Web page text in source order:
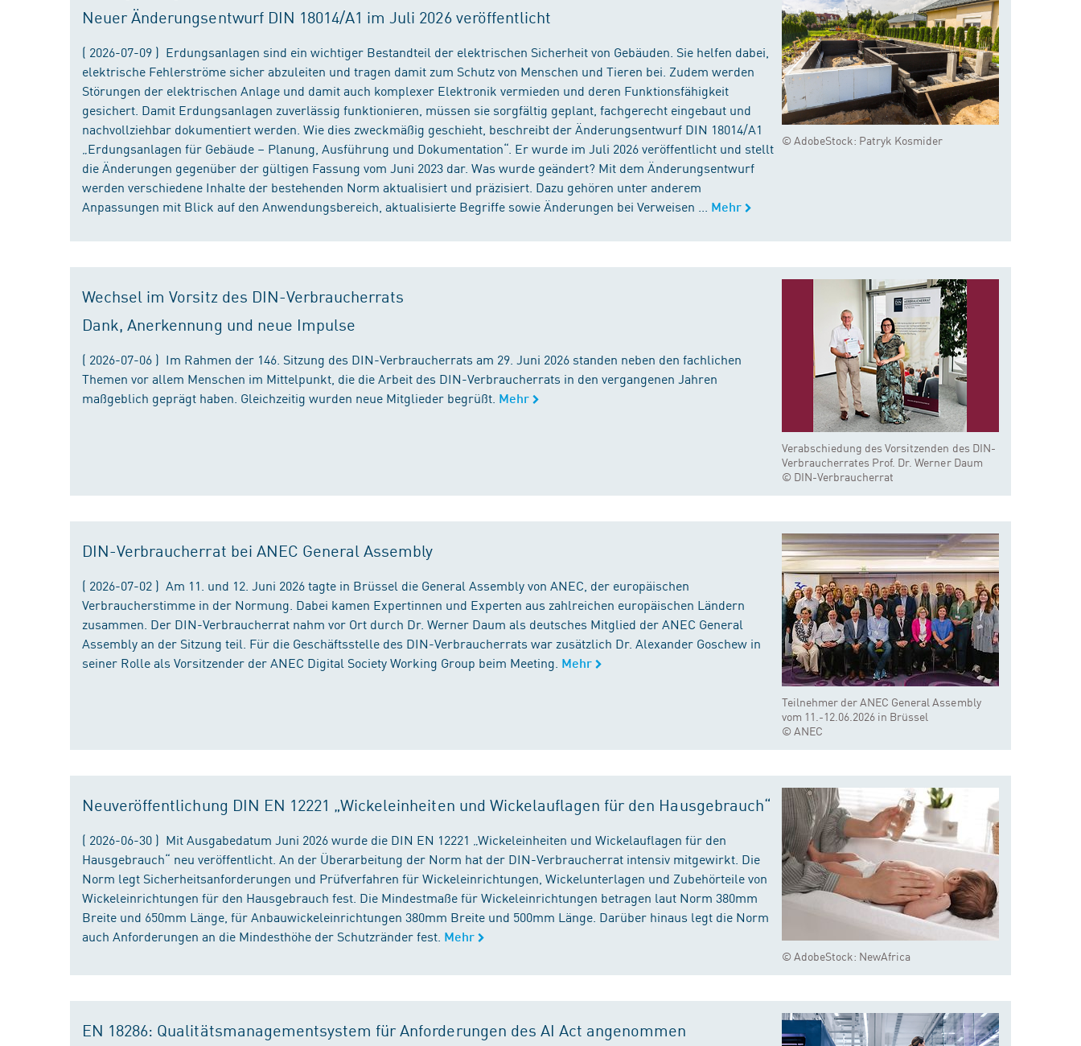
© AdobeStock: Patryk Kosmider
Neuer Änderungsentwurf DIN 18014/A1 im Juli 2026 veröffentlicht
( 2026-07-09 ) Erdungsanlagen sind ein wichtiger Bestandteil der elektrischen Sicherheit von Gebäuden. Sie helfen dabei,
elektrische Fehlerströme sicher abzuleiten und tragen damit zum Schutz von Menschen und Tieren bei. Zudem werden
Störungen der elektrischen Anlage und damit auch komplexer Elektronik vermieden und deren Funktionsfähigkeit
gesichert. Damit Erdungsanlagen zuverlässig funktionieren, müssen sie sorgfältig geplant, fachgerecht eingebaut und
nachvollziehbar dokumentiert werden. Wie dies zweckmäßig geschieht, beschreibt der Änderungsentwurf DIN 18014/A1
„Erdungsanlagen für Gebäude – Planung, Ausführung und Dokumentation“. Er wurde im Juli 2026 veröffentlicht und stellt
die Änderungen gegenüber der gültigen Fassung vom Juni 2023 dar. Was wurde geändert? Mit dem Änderungsentwurf
werden verschiedene Inhalte der bestehenden Norm aktualisiert und präzisiert. Dazu gehören unter anderem
Anpassungen mit Blick auf den Anwendungsbereich, aktualisierte Begriffe sowie Änderungen bei Verweisen ...
Mehr
Verabschiedung des Vorsitzenden des DIN-
Verbraucherrates Prof. Dr. Werner Daum
© DIN-Verbraucherrat
Wechsel im Vorsitz des DIN-Verbraucherrats
Dank, Anerkennung und neue Impulse
( 2026-07-06 ) Im Rahmen der 146. Sitzung des DIN-Verbraucherrats am 29. Juni 2026 standen neben den fachlichen
Themen vor allem Menschen im Mittelpunkt, die die Arbeit des DIN-Verbraucherrats in den vergangenen Jahren
maßgeblich geprägt haben. Gleichzeitig wurden neue Mitglieder begrüßt. Mehr
Teilnehmer der ANEC General Assembly
vom 11.-12.06.2026 in Brüssel
© ANEC
DIN-Verbraucherrat bei ANEC General Assembly
( 2026-07-02 ) Am 11. und 12. Juni 2026 tagte in Brüssel die General Assembly von ANEC, der europäischen
Verbraucherstimme in der Normung. Dabei kamen Expertinnen und Experten aus zahlreichen europäischen Ländern
zusammen. Der DIN-Verbraucherrat nahm vor Ort durch Dr. Werner Daum als deutsches Mitglied der ANEC General
Assembly an der Sitzung teil. Für die Geschäftsstelle des DIN-Verbraucherrats war zusätzlich Dr. Alexander Goschew in
seiner Rolle als Vorsitzender der ANEC Digital Society Working Group beim Meeting. Mehr
© AdobeStock: NewAfrica
Neuveröffentlichung DIN EN 12221 „Wickeleinheiten und Wickelauflagen für den Hausgebrauch“
( 2026-06-30 ) Mit Ausgabedatum Juni 2026 wurde die DIN EN 12221 „Wickeleinheiten und Wickelauflagen für den
Hausgebrauch“ neu veröffentlicht. An der Überarbeitung der Norm hat der DIN-Verbraucherrat intensiv mitgewirkt. Die
Norm legt Sicherheitsanforderungen und Prüfverfahren für Wickeleinrichtungen, Wickelunterlagen und Zubehörteile von
Wickeleinrichtungen für den Hausgebrauch fest. Die Mindestmaße für Wickeleinrichtungen betragen laut Norm 380mm
Breite und 650mm Länge, für Anbauwickeleinrichtungen 380mm Breite und 500mm Länge. Darüber hinaus legt die Norm
auch Anforderungen an die Mindesthöhe der Schutzränder fest. Mehr
EN 18286: Qualitätsmanagementsystem für Anforderungen des AI Act angenommen